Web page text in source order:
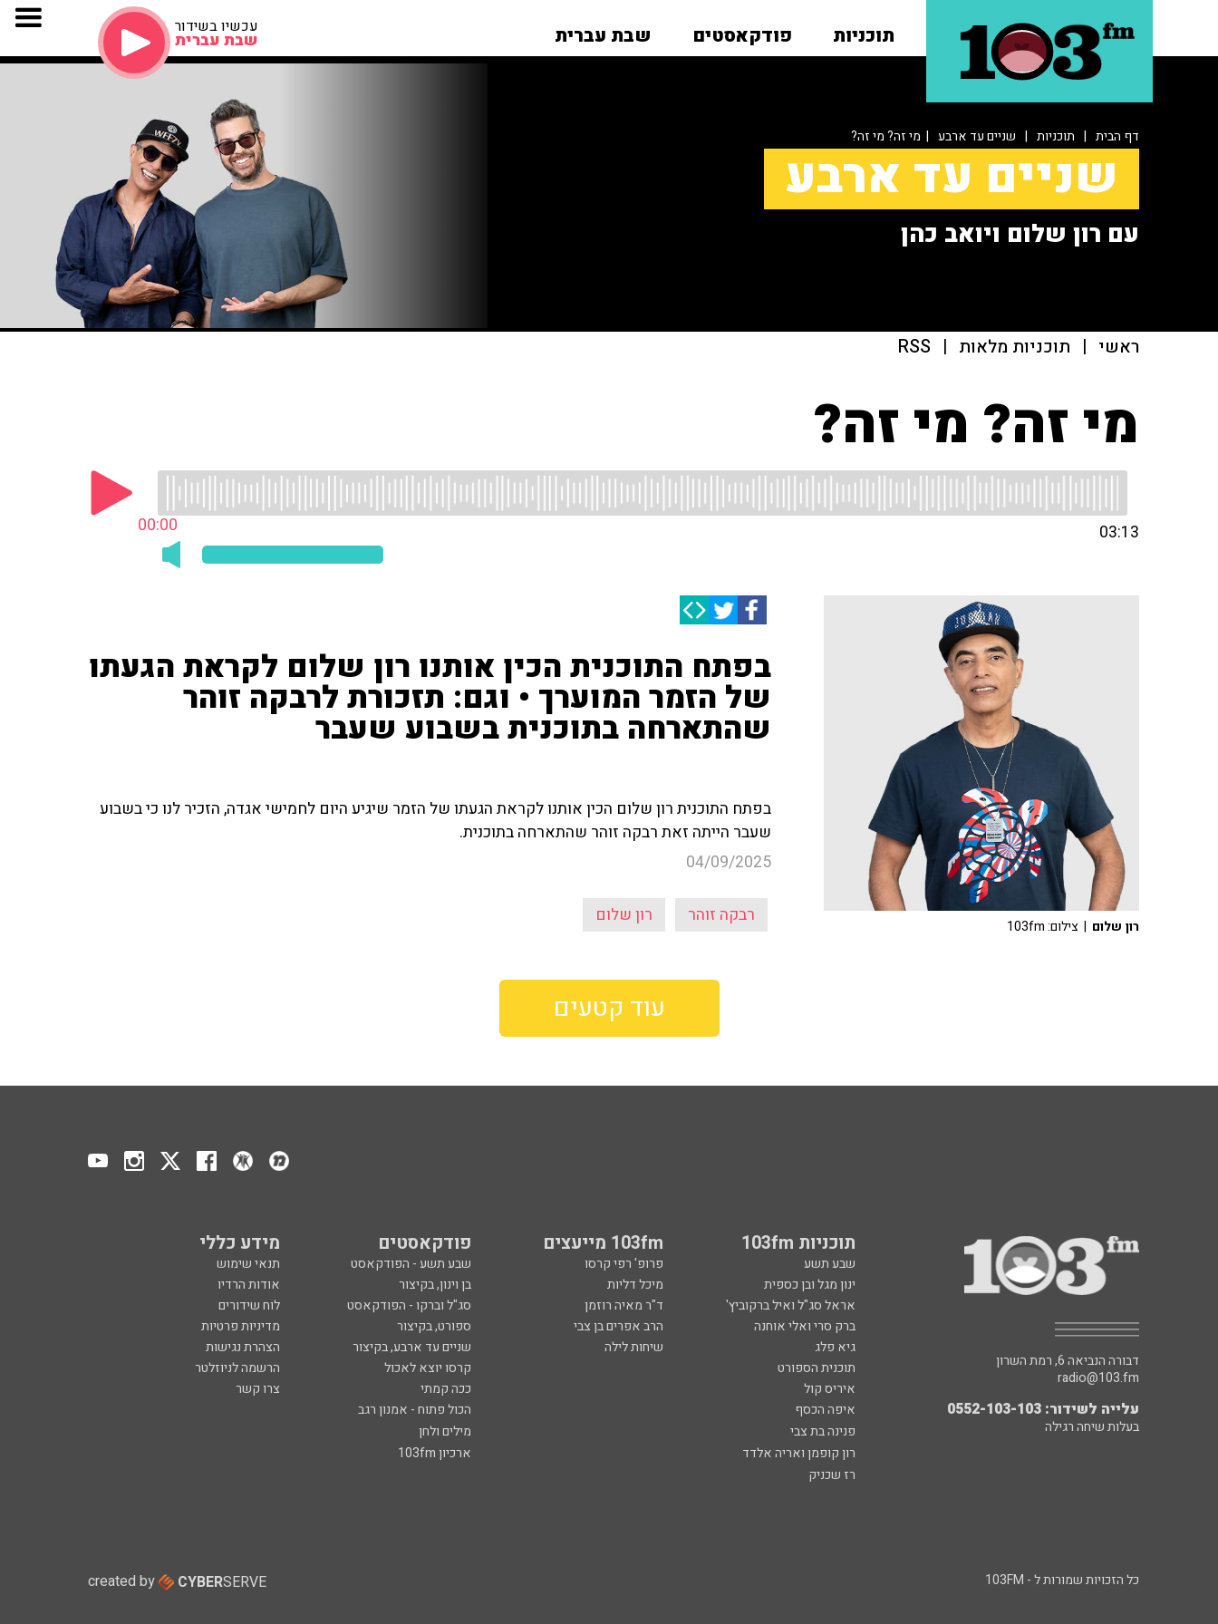
תוכניות פודקאסטים שבת עברית עכשיו בשידור
שבת עברית
דף הבית | תוכניות | שניים עד ארבע | מי זה? מי זה?
שניים עד ארבע
עם רון שלום ויואב כהן
ראשי | תוכניות מלאות |
RSS
מי זה? מי זה?
00:00 03:13
בפתח התוכנית הכין אותנו רון שלום לקראת הגעתו
של הזמר המוערך • וגם: תזכורת לרבקה זוהר
שהתארחה בתוכנית בשבוע שעבר
בפתח התוכנית רון שלום הכין אותנו לקראת הגעתו של הזמר שיגיע היום לחמישי אגדה, הזכיר לנו כי בשבוע
שעבר הייתה זאת רבקה זוהר שהתארחה בתוכנית.
04/09/2025
רבקה זוהר רון שלום
רון שלום | צילום: 103fm
עוד קטעים
תוכניות 103fm 103fm מייעצים פודקאסטים מידע כללי
שבע תשע פרופ' רפי קרסו שבע תשע - הפודקאסט
תנאי שימוש
ינון מגל ובן כספית
מיכל דליות בן וינון, בקיצור
אודות הרדיו
אראל סג"ל ואיל ברקוביץ'
ד"ר מאיה רוזמן סג"ל וברקו - הפודקאסט
לוח שידורים
ברק סרי ואלי אוחנה
הרב אפרים בן צבי ספורט, בקיצור
מדיניות פרטיות
גיא פלג
שיחות לילה שניים עד ארבע, בקיצור
הצהרת נגישות
תוכנית הספורט
קרסו יוצא לאכול
הרשמה לניוזלטר
איריס קול
ככה קמתי
צרו קשר
איפה הכסף
הכול פתוח - אמנון רגב
פנינה בת צבי
מילים ולחן
רון קופמן ואריה אלדד
ארכיון 103fm
רז שכניק
דבורה הנביאה 6, רמת השרון
radio@103.fm
עלייה לשידור: 0552-103-103
בעלות שיחה רגילה
כל הזכויות שמורות ל - 103FM created by CYBERSERVE